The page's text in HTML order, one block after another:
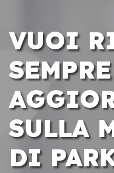
VUOI
SEMPRE
SULLA
DI